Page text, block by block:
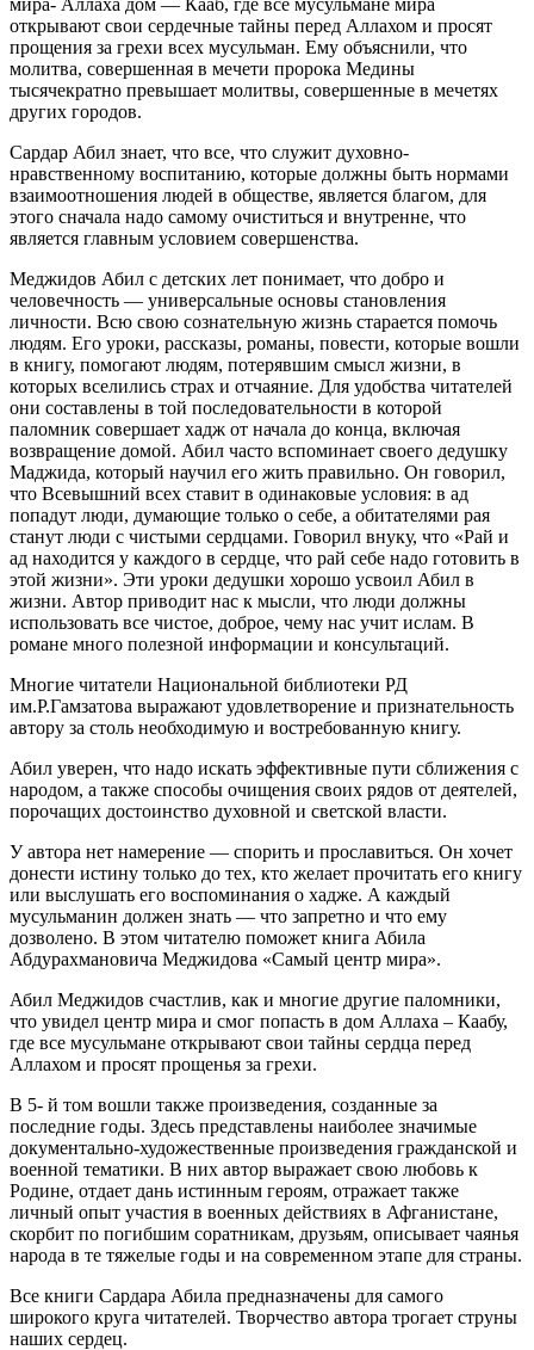
открывают свои сердечные тайны перед Аллахом и просят
прощения за грехи всех мусульман. Ему объяснили, что
молитва, совершенная в мечети пророка Медины
тысячекратно превышает молитвы, совершенные в мечетях
других городов.
Сардар Абил знает, что все, что служит духовно-
нравственному воспитанию, которые должны быть нормами
взаимоотношения людей в обществе, является благом, для
этого сначала надо самому очиститься и внутренне, что
является главным условием совершенства.
Меджидов Абил с детских лет понимает, что добро и
человечность — универсальные основы становления
личности. Всю свою сознательную жизнь старается помочь
людям. Его уроки, рассказы, романы, повести, которые вошли
в книгу, помогают людям, потерявшим смысл жизни, в
которых вселились страх и отчаяние. Для удобства читателей
они составлены в той последовательности в которой
паломник совершает хадж от начала до конца, включая
возвращение домой. Абил часто вспоминает своего дедушку
Маджида, который научил его жить правильно. Он говорил,
что Всевышний всех ставит в одинаковые условия: в ад
попадут люди, думающие только о себе, а обитателями рая
станут люди с чистыми сердцами. Говорил внуку, что «Рай и
ад находится у каждого в сердце, что рай себе надо готовить в
этой жизни». Эти уроки дедушки хорошо усвоил Абил в
жизни. Автор приводит нас к мысли, что люди должны
использовать все чистое, доброе, чему нас учит ислам. В
романе много полезной информации и консультаций.
Многие читатели Национальной библиотеки РД
им.Р.Гамзатова выражают удовлетворение и признательность
автору за столь необходимую и востребованную книгу.
Абил уверен, что надо искать эффективные пути сближения с
народом, а также способы очищения своих рядов от деятелей,
порочащих достоинство духовной и светской власти.
У автора нет намерение — спорить и прославиться. Он хочет
донести истину только до тех, кто желает прочитать его книгу
или выслушать его воспоминания о хадже. А каждый
мусульманин должен знать — что запретно и что ему
дозволено. В этом читателю поможет книга Абила
Абдурахмановича Меджидова «Самый центр мира».
Абил Меджидов счастлив, как и многие другие паломники,
что увидел центр мира и смог попасть в дом Аллаха – Каабу,
где все мусульмане открывают свои тайны сердца перед
Аллахом и просят прощенья за грехи.
В 5- й том вошли также произведения, созданные за
последние годы. Здесь представлены наиболее значимые
документально-художественные произведения гражданской и
военной тематики. В них автор выражает свою любовь к
Родине, отдает дань истинным героям, отражает также
личный опыт участия в военных действиях в Афганистане,
скорбит по погибшим соратникам, друзьям, описывает чаянья
народа в те тяжелые годы и на современном этапе для страны.
Все книги Сардара Абила предназначены для самого
широкого круга читателей. Творчество автора трогает струны
наших сердец.